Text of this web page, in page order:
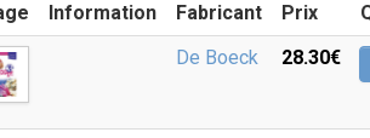
Information Fabricant Prix
De Boeck 28.30‎€